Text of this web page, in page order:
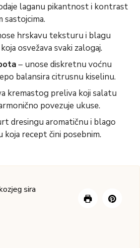
laganu pikantnost i kontrast
sastojcima.
hrskavu teksturu i blagu
osvežava svaki zalogaj.
– unose diskretnu voćnu
balansira citrusnu kiselinu.
kremastog preliva koji salatu
povezuje ukuse.
dresingu aromatičnu i blago
recept čini posebnim.